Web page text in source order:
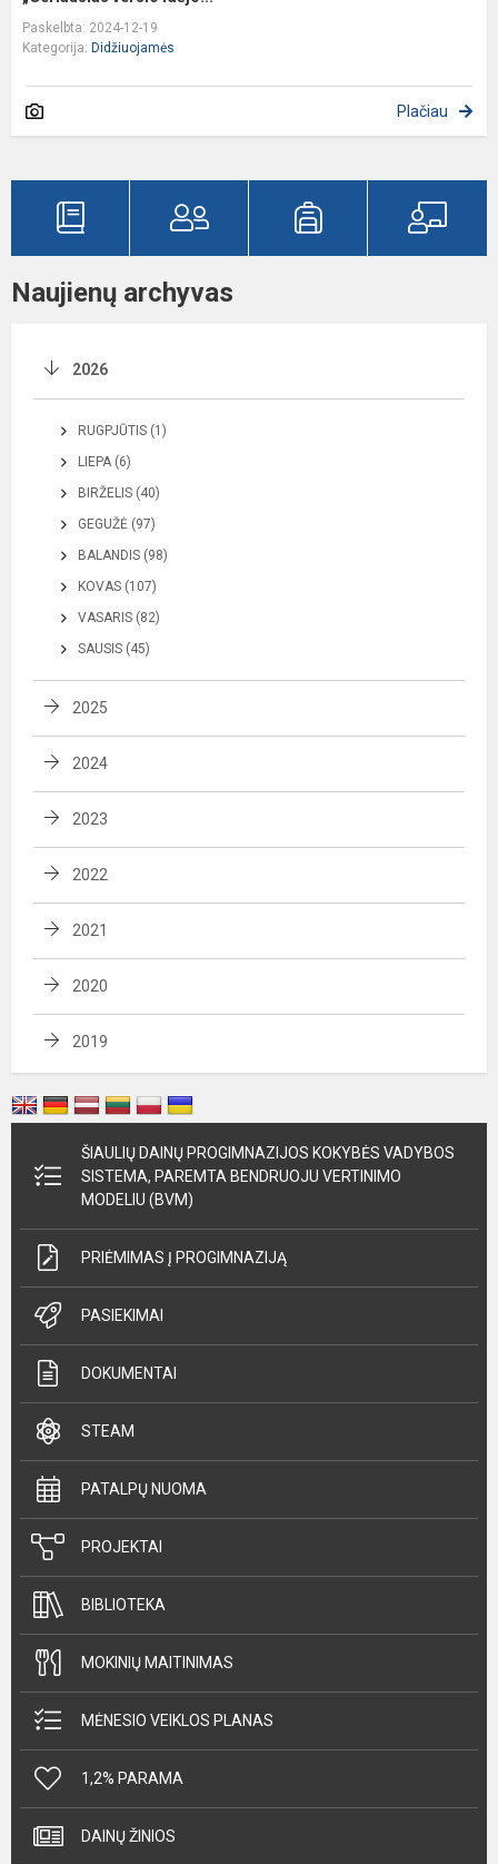
Paskelbta: 2024-12-19
Kategorija: Didžiuojamės
Plačiau
Naujienų archyvas
2026
RUGPJŪTIS (1)
LIEPA (6)
BIRŽELIS (40)
GEGUŽĖ (97)
BALANDIS (98)
KOVAS (107)
VASARIS (82)
SAUSIS (45)
2025
2024
2023
2022
2021
2020
2019
ŠIAULIŲ DAINŲ PROGIMNAZIJOS KOKYBĖS VADYBOS
SISTEMA, PAREMTA BENDRUOJU VERTINIMO
MODELIU (BVM)
PRIĖMIMAS Į PROGIMNAZIJĄ
PASIEKIMAI
DOKUMENTAI
STEAM
PATALPŲ NUOMA
PROJEKTAI
BIBLIOTEKA
MOKINIŲ MAITINIMAS
MĖNESIO VEIKLOS PLANAS
1,2% PARAMA
DAINŲ ŽINIOS